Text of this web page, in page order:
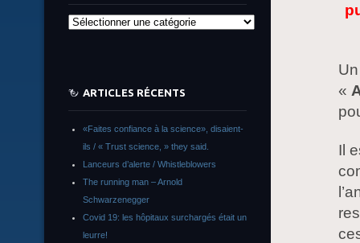
«
Il
Catégories
ARTICLES RÉCENTS
«Faites confiance à la science», disaient-
ils / « Trust science, » they said.
Lanceurs d’alerte / Whistleblowers
The running man – Arnold
Schwarzenegger
Covid 19: les hôpitaux surchargés était un
leurre!